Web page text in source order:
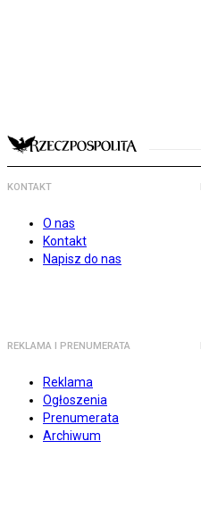
KONTAKT
O nas
Kontakt
Napisz do nas
REKLAMA I PRENUMERATA
Reklama
Ogłoszenia
Prenumerata
Archiwum